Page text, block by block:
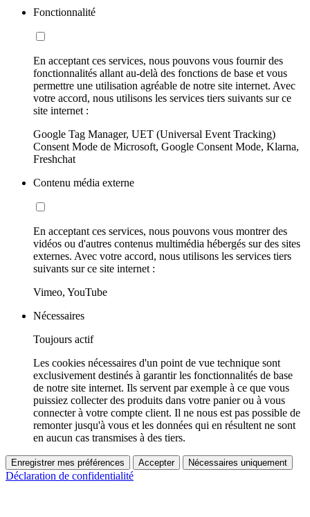
Fonctionnalité
En acceptant ces services, nous pouvons vous fournir des
fonctionnalités allant au-delà des fonctions de base et vous
permettre une utilisation agréable de notre site internet. Avec
votre accord, nous utilisons les services tiers suivants sur ce
site internet :
Google Tag Manager, UET (Universal Event Tracking)
Consent Mode de Microsoft, Google Consent Mode, Klarna,
Freshchat
Contenu média externe
En acceptant ces services, nous pouvons vous montrer des
vidéos ou d'autres contenus multimédia hébergés sur des sites
externes. Avec votre accord, nous utilisons les services tiers
suivants sur ce site internet :
Vimeo, YouTube
Nécessaires
Toujours actif
Les cookies nécessaires d'un point de vue technique sont
exclusivement destinés à garantir les fonctionnalités de base
de notre site internet. Ils servent par exemple à ce que vous
puissiez collecter des produits dans votre panier ou à vous
connecter à votre compte client. Il ne nous est pas possible de
remonter jusqu'à vous et les données qui en résultent ne sont
en aucun cas transmises à des tiers.
Enregistrer mes préférences Accepter Nécessaires uniquement
Déclaration de confidentialité